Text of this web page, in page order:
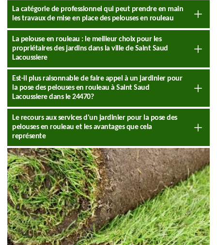
La catégorie de professionnel qui peut prendre en main
les travaux de mise en place des pelouses en rouleau
La pelouse en rouleau : le meilleur choix pour les
propriétaires des jardins dans la ville de Saint Saud
Lacoussiere
Est-il plus raisonnable de faire appel à un jardinier pour
la pose des pelouses en rouleau à Saint Saud
Lacoussiere dans le 24470?
Le recours aux services d'un jardinier pour la pose des
pelouses en rouleau et les avantages que cela
représente